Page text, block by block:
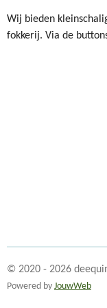
Wij bieden
fokkerij. Via de
© 2020 - 2026
Powered by JouwWeb